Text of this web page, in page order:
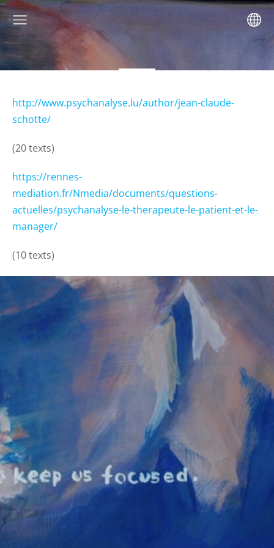
http://www.psychanalyse.lu/author/jean-claude-
schotte/
(20 texts)
https://rennes-
mediation.fr/Nmedia/documents/questions-
actuelles/psychanalyse-le-therapeute-le-patient-et-le-
manager/
(10 texts)